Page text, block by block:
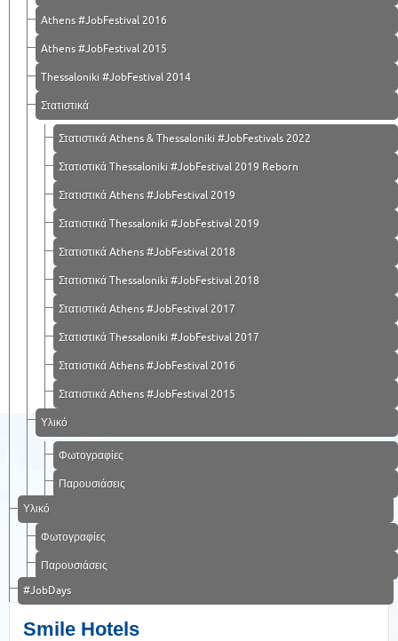
Athens #JobFestival 2016
Athens #JobFestival 2015
Thessaloniki #JobFestival 2014
Στατιστικά
Στατιστικά Athens & Thessaloniki #JobFestivals 2022
Στατιστικά Thessaloniki #JobFestival 2019 Reborn
Στατιστικά Athens #JobFestival 2019
Στατιστικά Thessaloniki #JobFestival 2019
Στατιστικά Athens #JobFestival 2018
Στατιστικά Thessaloniki #JobFestival 2018
Στατιστικά Athens #JobFestival 2017
Στατιστικά Thessaloniki #JobFestival 2017
Στατιστικά Athens #JobFestival 2016
Στατιστικά Athens #JobFestival 2015
Υλικό
Φωτογραφίες
Παρουσιάσεις
Υλικό
Φωτογραφίες
Παρουσιάσεις
#JobDays
Smile Hotels